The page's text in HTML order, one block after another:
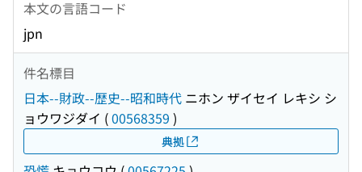
本文の言語コード
jpn
件名標目
日本--財政--歴史--昭和時代 ニホン ザイセイ レキシ シ
ョウワジダイ (00568359 )
典拠